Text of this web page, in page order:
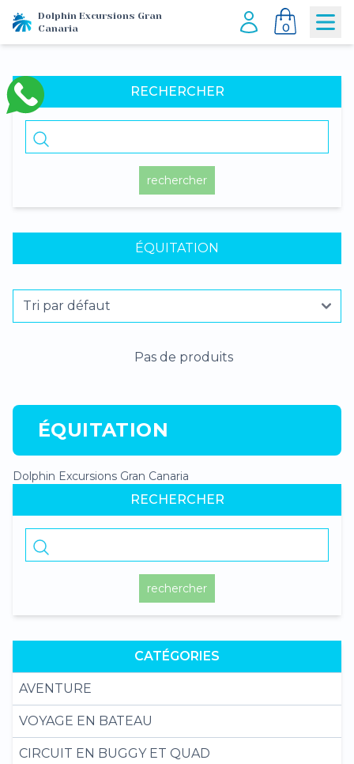
Dolphin Excursions Gran
Canaria
0
RECHERCHER
rechercher
CATÉGORIES
AVENTURE
VOYAGE EN BATEAU
CIRCUIT EN BUGGY ET QUAD
RECHERCHER
rechercher
ÉQUITATION
Pas de produits
ÉQUITATION
Dolphin Excursions Gran Canaria